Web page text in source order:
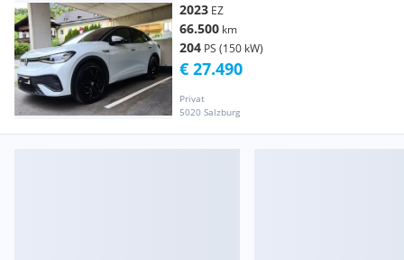
2023 EZ
66.500 km
204 PS (150 kW)
Privat
5020 Salzburg
€ 27.490